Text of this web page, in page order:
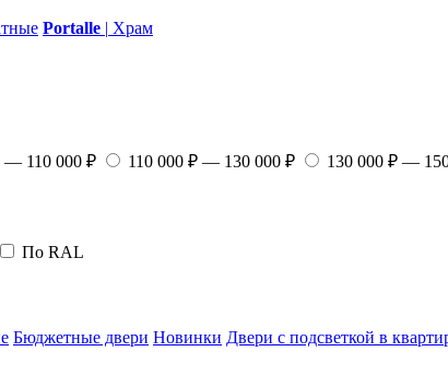
Portalle | Храм
— 110 000 ₽ 110 000 ₽ — 130 000 ₽ 130 000 ₽ —
По RAL
Бюджетные двери Новинки Двери с подсветкой в